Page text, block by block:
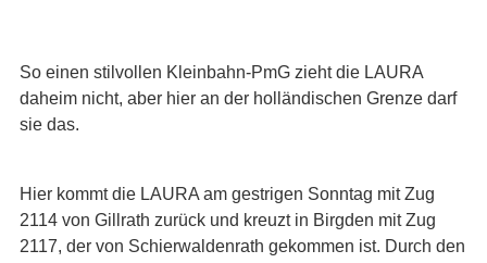
So einen stilvollen Kleinbahn-PmG zieht die LAURA
daheim nicht, aber hier an der holländischen Grenze darf
sie das.
Hier kommt die LAURA am gestrigen Sonntag mit Zug
2114 von Gillrath zurück und kreuzt in Birgden mit Zug
2117, der von Schierwaldenrath gekommen ist. Durch den